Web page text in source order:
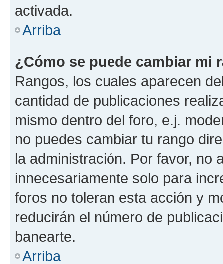
activada.
Arriba
¿Cómo se puede cambiar mi
Rangos, los cuales aparecen
cantidad de publicaciones
mismo dentro del foro, e.j.
no puedes cambiar tu rango
la administración. Por favor, no
innecesariamente solo para
foros no toleran esta acción y
reducirán el número de
banearte.
Arriba